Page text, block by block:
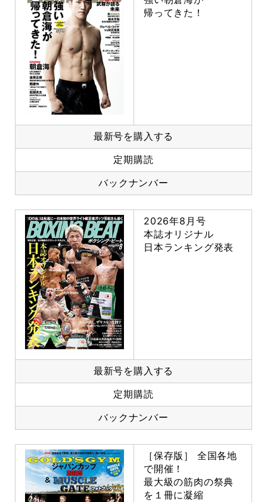
帰ってきた！
最新号を購入する
定期購読
バックナンバー
2026年8月号
本誌オリジナル
日本ランキング発表
最新号を購入する
定期購読
バックナンバー
［保存版］ 全国各地
で開催！
最大級の筋肉の祭典
を１冊に凝縮